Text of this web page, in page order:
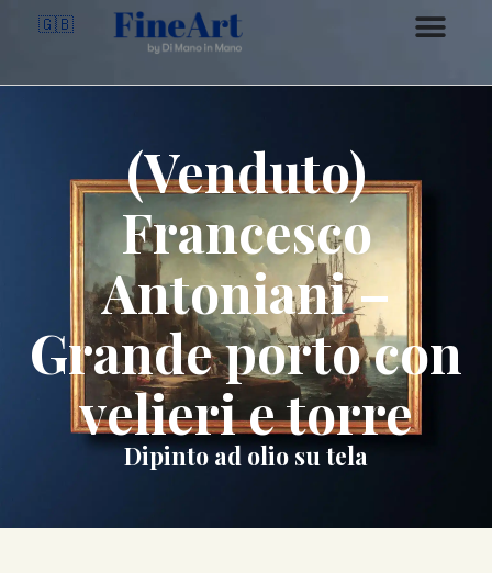
🇬🇧
(Venduto)
Francesco
Antoniani –
Grande porto con
velieri e torre
Dipinto ad olio su tela